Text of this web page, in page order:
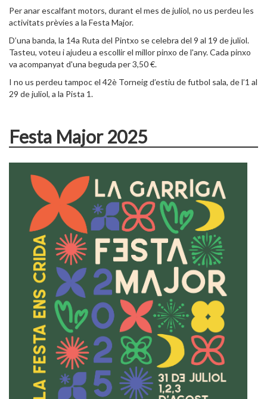
Per anar escalfant motors, durant el mes de juliol, no us perdeu les
activitats prèvies a la Festa Major.
D’una banda, la 14a Ruta del Pintxo se celebra del 9 al 19 de juliol.
Tasteu, voteu i ajudeu a escollir el millor pinxo de l'any. Cada pinxo
va acompanyat d'una beguda per 3,50 €.
I no us perdeu tampoc el 42è Torneig d’estiu de futbol sala, de l’1 al
29 de juliol, a la Pista 1.
Festa Major 2025